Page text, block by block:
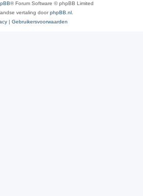
® Forum Software © phpBB Limited
vertaling doorphpBB.nl
| Gebruikersvoorwaarden